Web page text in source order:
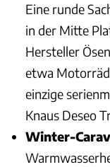
Eine runde
in der Mitte
Hersteller
etwa
einzige
Knaus Deseo
Winter-